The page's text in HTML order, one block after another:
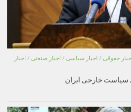
اخبار حقوقی / اخبار سیاسی / اخبار صنعتی / اخبار
سیاست خارجی ایران